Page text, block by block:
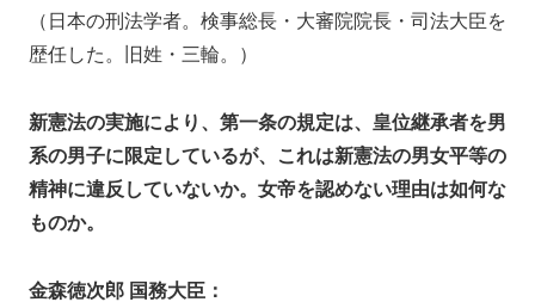
（日本の刑法学者。検事総長・大審院院長・司法大臣を
歴任した。旧姓・三輪。）
新憲法の実施により、第一条の規定は、皇位継承者を男
系の男子に限定しているが、これは新憲法の男女平等の
精神に違反していないか。女帝を認めない理由は如何な
ものか。
金森徳次郎 国務大臣：